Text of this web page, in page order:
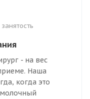
- на вес
Наша
когда это